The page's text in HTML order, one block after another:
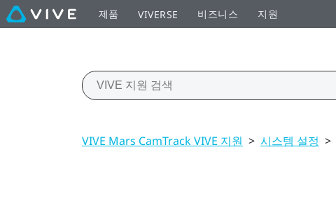
제품 VIVERSE 비즈니스 지원
VIVE Mars CamTrack VIVE 지원 > 시스템 설정 >